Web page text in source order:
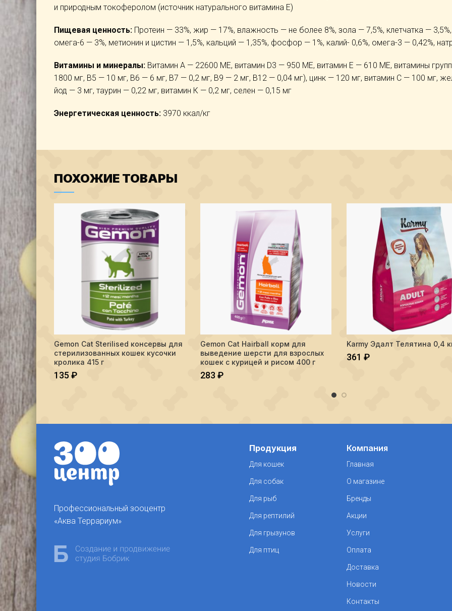
и природным токоферолом (источник натурального витамина Е)
Пищевая ценность: Протеин — 33%, жир — 17%, влажность — не более 8%, зола — 7,5%, клетчатка — 3,5%,
омега-6 — 3%, метионин и цистин — 1,5%, кальций — 1,35%, фосфор — 1%, калий- 0,6%, омега-3 — 0,42%,
Витамины и минералы: Витамин А — 22600 МЕ, витамин D3 — 950 МЕ, витамин Е — 610 МЕ, витамины
1800 мг, В5 — 10 мг, В6 — 6 мг, В7 — 0,2 мг, В9 — 2 мг, В12 — 0,04 мг), цинк — 120 мг, витамин С — 100 мг,
йод — 3 мг, таурин — 0,22 мг, витамин К — 0,2 мг, селен — 0,15 мг
Энергетическая ценность: 3970 ккал/кг
ПОХОЖИЕ ТОВАРЫ
ПОДРОБНЕЕ
Gemon Cat Sterilised консервы для
стерилизованных кошек кусочки
кролика 415 г
135₽
ПОДРОБНЕЕ
Gemon Cat Hairball корм для
выведение шерсти для взрослых
кошек с курицей и рисом 400 г
283 ₽
Количество Karmy ЭдалтВ КОРЗИНУ
Karmy Эдалт Телятина 0,4
361 ₽
Профессиональный зооцентр
«Аква Террариум»
Продукция
Для кошек
Для собак
Для рыб
Для рептилий
Для грызунов
Для птиц
Компания
Главная
О магазине
Бренды
Акции
Услуги
Оплата
Доставка
Новости
Контакты